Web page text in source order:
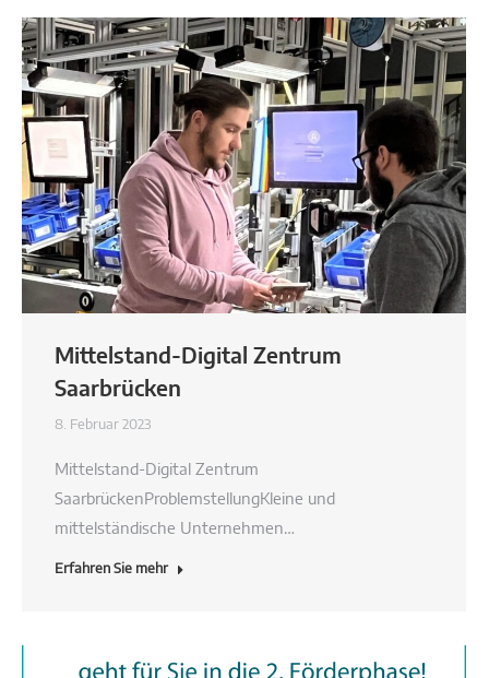
Mittelstand-Digital Zentrum
Saarbrücken
8. Februar 2023
Mittelstand-Digital Zentrum
SaarbrückenProblemstellungKleine und
mittelständische Unternehmen…
Erfahren Sie mehr